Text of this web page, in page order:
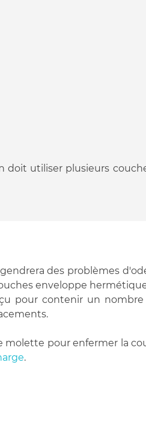
doit utiliser plusieurs
des problèmes
enveloppe
pour contenir un
pour enfermer la
.